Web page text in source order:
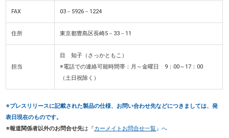
FAX 03－5926－1224
住所 東京都豊島区長崎5－33－11
担当
目 知子（さっかともこ）
※電話での連絡可能時間帯：月～金曜日 9：00～17：00
（土日祝除く）
※プレスリリースに記載された製品の仕様、お問い合わせ先などにつきましては、発
表日現在のものです。
※報道関係者以外のお問合せ先は『カーメイトお問合せ一覧』へ